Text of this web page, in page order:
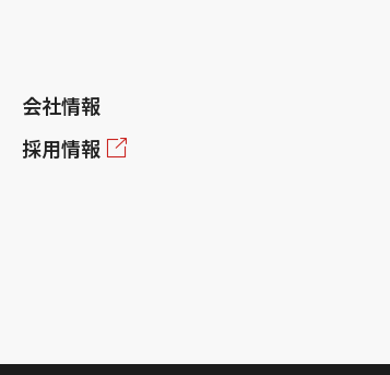
会社情報
採用情報